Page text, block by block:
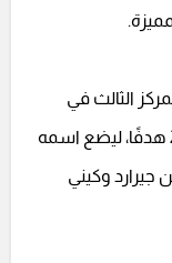
الثالث في
قائمة الهدافين التاريخيين للنادي برصيد 257 هدفًا، ليضع اسمه
جيرارد وكيني